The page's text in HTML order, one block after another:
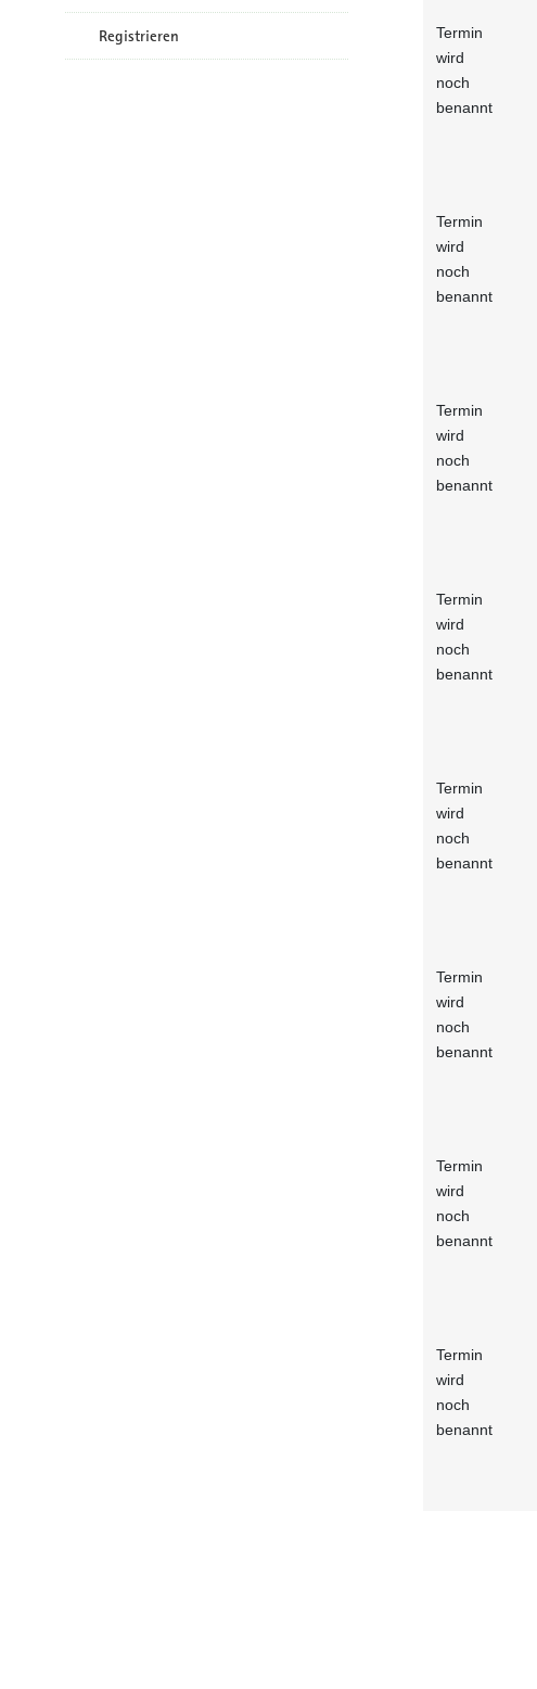
Registrieren
Termin
wird
noch
benannt
Termin
wird
noch
benannt
Termin
wird
noch
benannt
Termin
wird
noch
benannt
Termin
wird
noch
benannt
Termin
wird
noch
benannt
Termin
wird
noch
benannt
Termin
wird
noch
benannt